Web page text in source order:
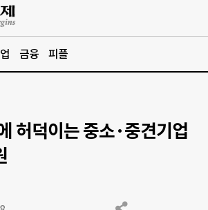
금융 피플
허덕이는 중소·중견기업